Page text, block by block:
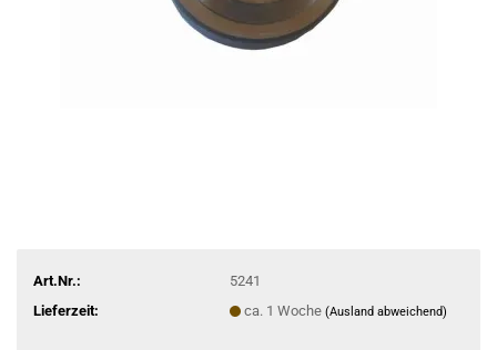
Art.Nr.:
5241
Lieferzeit:
ca. 1 Woche (Ausland abweichend)